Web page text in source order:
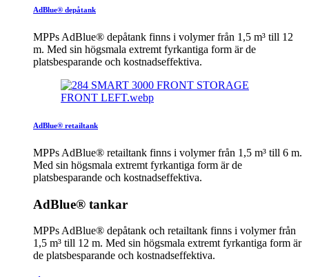
AdBlue® depåtank
MPPs AdBlue® depåtank finns i volymer från 1,5 m³ till 12
m. Med sin högsmala extremt fyrkantiga form är de
platsbesparande och kostnadseffektiva.
AdBlue® retailtank
MPPs AdBlue® retailtank finns i volymer från 1,5 m³ till 6 m.
Med sin högsmala extremt fyrkantiga form är de
platsbesparande och kostnadseffektiva.
AdBlue® tankar
MPPs AdBlue® depåtank och retailtank finns i volymer från
1,5 m³ till 12 m. Med sin högsmala extremt fyrkantiga form är
de platsbesparande och kostnadseffektiva.